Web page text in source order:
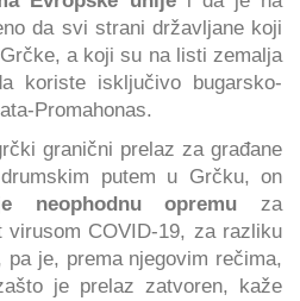
da svi strani državljane koji
a koji su na listi zemalja
koriste isključivo bugarsko-
Promahonas.
granični prelaz za građane
putem u Grčku, on
neophodnu opremu za
virusom COVID-19, za razliku
pa je, prema njegovim rečima,
je prelaz zatvoren, kaže